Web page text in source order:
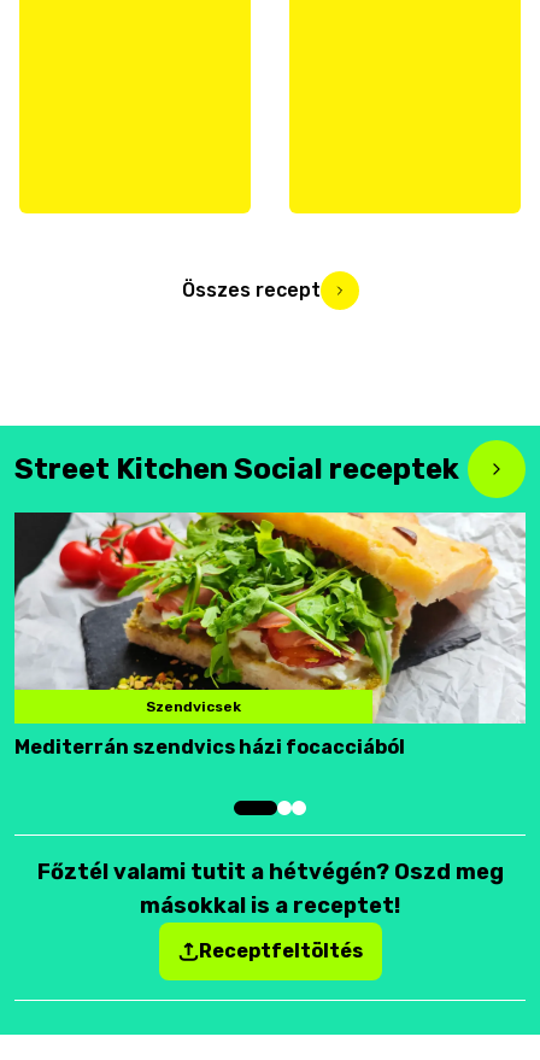
Összes recept
Street Kitchen Social receptek
Szendvicsek
Mediterrán szendvics házi focacciából
Főztél valami tutit a hétvégén? Oszd meg
másokkal is a receptet!
Receptfeltöltés